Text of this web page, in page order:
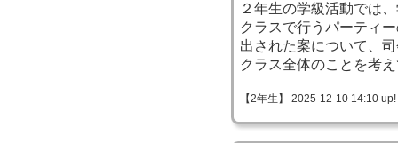
２年生の学級活動では
クラスで行うパーティ
出された案について、
クラス全体のことを考
【2年生】 2025-12-10 14:10 up!